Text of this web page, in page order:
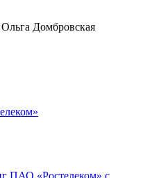
Ольга Домбровская
ПАО «Ростелеком» с